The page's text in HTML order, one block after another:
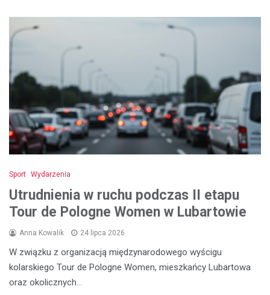
Sport Wydarzenia
Utrudnienia w ruchu podczas II etapu
Tour de Pologne Women w Lubartowie
Anna Kowalik 24 lipca 2026
W związku z organizacją międzynarodowego wyścigu
kolarskiego Tour de Pologne Women, mieszkańcy Lubartowa
oraz okolicznych…